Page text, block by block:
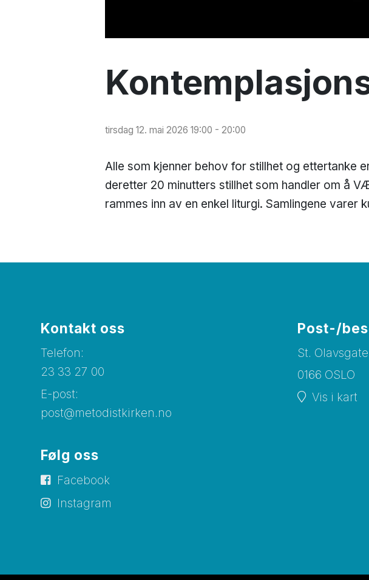
tirsdag 12. mai 2026 19:00 - 20:00
Alle som kjenner behov for stillhet og ettertanke
deretter 20 minutters stillhet som handler om å
rammes inn av en enkel liturgi. Samlingene varer
Kontakt oss
Telefon:
23 33 27 00
E-post:
post@metodistkirken.no
Følg oss
Facebook
Instagram
Post-/
St.
0166 OSLO
Vis i kart